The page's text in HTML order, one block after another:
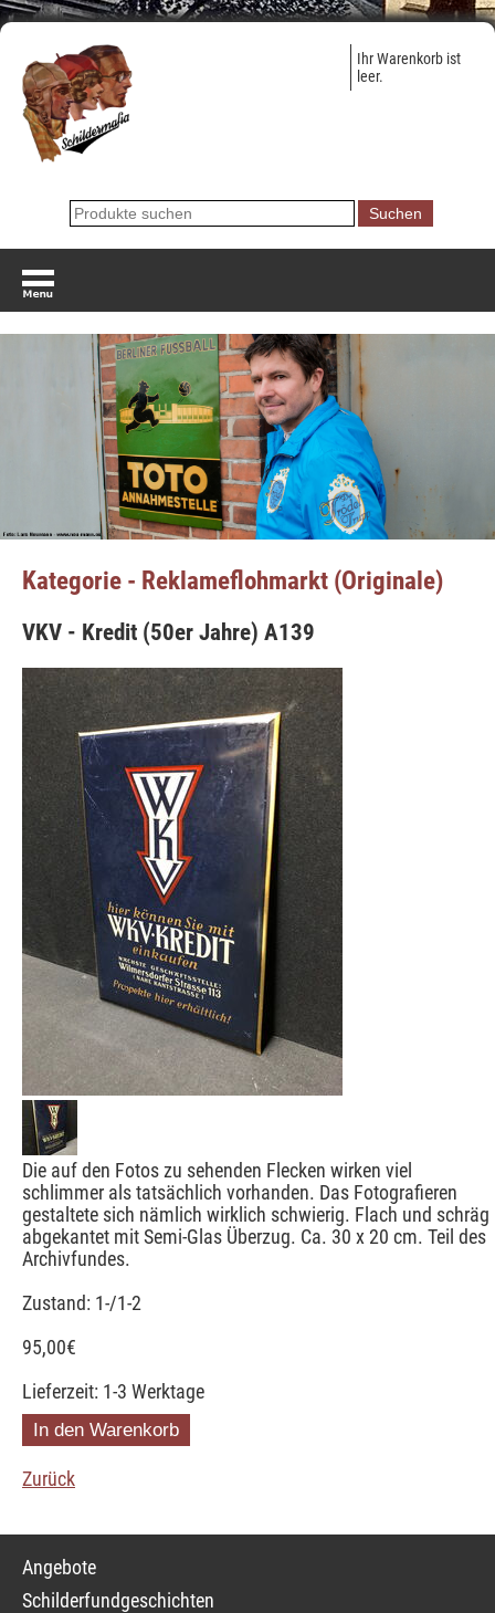
Ihr Warenkorb ist
leer.
Kategorie - Reklameflohmarkt (Originale)
VKV - Kredit (50er Jahre) A139
Die auf den Fotos zu sehenden Flecken wirken viel
schlimmer als tatsächlich vorhanden. Das Fotografieren
gestaltete sich nämlich wirklich schwierig. Flach und schräg
abgekantet mit Semi-Glas Überzug. Ca. 30 x 20 cm. Teil des
Archivfundes.
Zustand: 1-/1-2
95,00€
Lieferzeit: 1-3 Werktage
Zurück
Navigation
überspringen
Angebote
Schilderfundgeschichten